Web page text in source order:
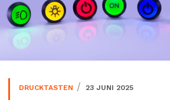
DRUCKTASTEN 23 JUNI 2025